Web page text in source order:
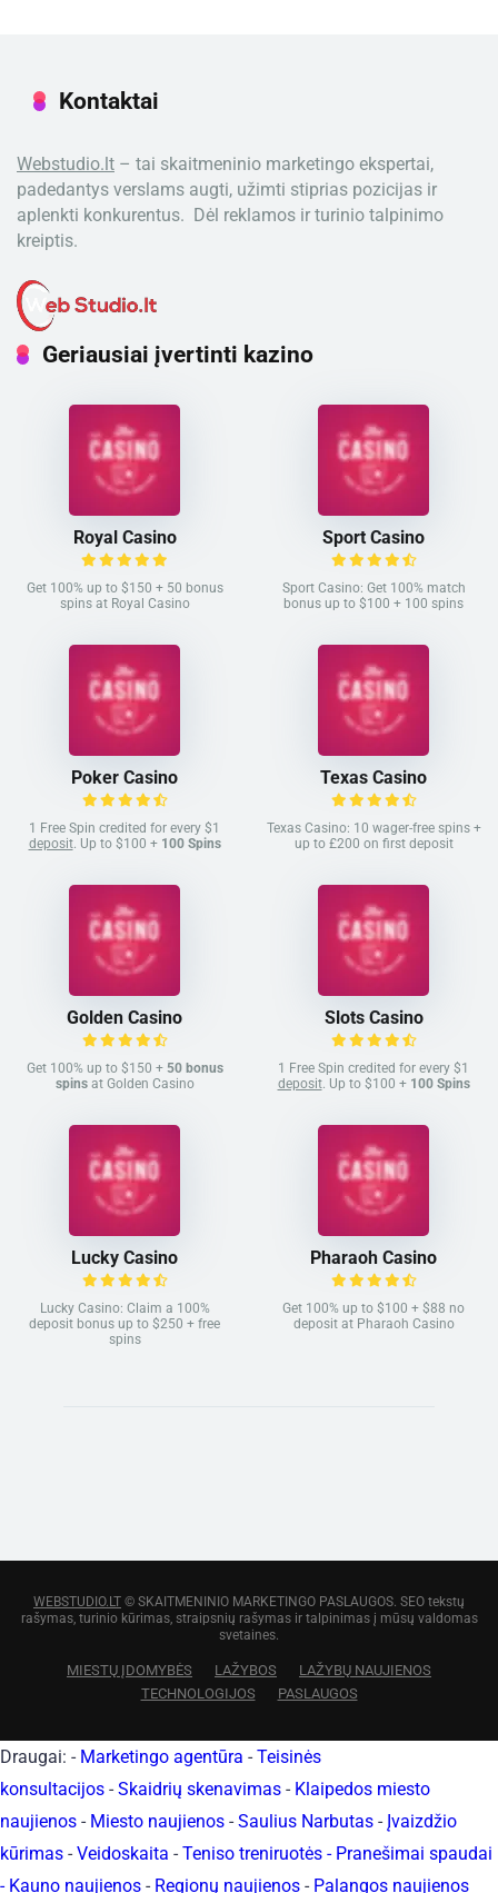
Kontaktai
Webstudio.lt – tai skaitmeninio marketingo ekspertai,
padedantys verslams augti, užimti stiprias pozicijas ir
aplenkti konkurentus. Dėl reklamos ir turinio talpinimo
kreiptis.
Geriausiai įvertinti kazino
Royal Casino
Get 100% up to $150 + 50 bonus
spins at Royal Casino
Sport Casino
Sport Casino: Get 100% match
bonus up to $100 + 100 spins
Poker Casino
1 Free Spin credited for every $1
deposit. Up to $100 + 100 Spins
Texas Casino
Texas Casino: 10 wager-free spins +
up to £200 on first deposit
Golden Casino
Get 100% up to $150 + 50 bonus
spinsat Golden Casino
Slots Casino
1 Free Spin credited for every $1
deposit. Up to $100 + 100 Spins
Lucky Casino
Lucky Casino: Claim a 100%
deposit bonus up to $250 + free
spins
Pharaoh Casino
Get 100% up to $100 + $88 no
deposit at Pharaoh Casino
WEBSTUDIO.LT © SKAITMENINIO MARKETINGO PASLAUGOS. SEO tekstų
rašymas, turinio kūrimas, straipsnių rašymas ir talpinimas į mūsų valdomas
svetaines.
MIESTŲ ĮDOMYBĖS LAŽYBOS
LAŽYBŲ NAUJIENOS
TECHNOLOGIJOS
PASLAUGOS
Draugai: - Marketingo agentūra - Teisinės
konsultacijos - Skaidrių skenavimas - Klaipedos miesto
naujienos - Miesto naujienos - Saulius Narbutas - Įvaizdžio
kūrimas - Veidoskaita - Teniso treniruotės - Pranešimai spaudai
- Kauno naujienos - Regionų naujienos - Palangos naujienos